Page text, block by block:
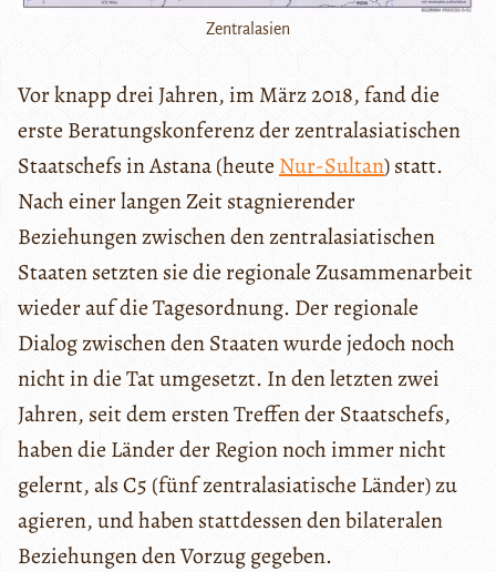
Zentralasien
Vor knapp drei Jahren, im März 2018, fand die
erste Beratungskonferenz der zentralasiatischen
Staatschefs in Astana (heute Nur-Sultan) statt.
Nach einer langen Zeit stagnierender
Beziehungen zwischen den zentralasiatischen
Staaten setzten sie die regionale Zusammenarbeit
wieder auf die Tagesordnung. Der regionale
Dialog zwischen den Staaten wurde jedoch noch
nicht in die Tat umgesetzt. In den letzten zwei
Jahren, seit dem ersten Treffen der Staatschefs,
haben die Länder der Region noch immer nicht
gelernt, als C5 (fünf zentralasiatische Länder) zu
agieren, und haben stattdessen den bilateralen
Beziehungen den Vorzug gegeben.